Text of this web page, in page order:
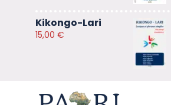
Kikongo-Lari
15,00 €